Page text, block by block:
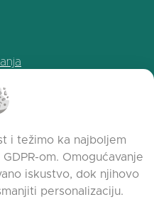
i težimo ka najboljem
om. Omogućavanje
iskustvo, dok njihovo
personalizaciju.